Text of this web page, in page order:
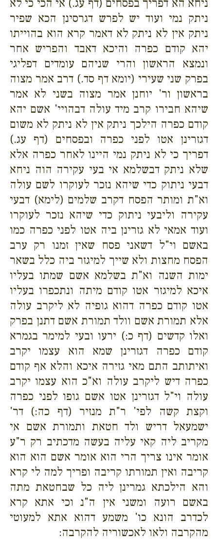
ניחא הא דפריך בפסחים (דף עג.) אי הכי כי לא
ניתק נמי ועוד יש לפרש דגרסינן הכא שפיר
ניתק אין לא ניתק לא דאמר קרא הוא בהוייתו
יהא קודם כפרה והיכא דאבד והפריש אחר
ונמצא הראשון והרי שניהם עומדים דפליגי
בפרק שני שעירי (יומא דף סד.) דרב אמר מצוה
בראשון ור' יוחנן אמר מצוה בשני לא אמר
שיהא חבירו קרב מיד עולה דבהויי' אשם יהא
קודם כפרה הילכך ניתק אין לא ניתק לא משום
דגזרינן אטו לפני כפרה ובפסחים (דף עג.)
דפריך כי לא ניתק נמי היינו לאחר כפרה אלא
שלא ניתק דבשלמא אי בעי עקירה הוה ניחא
דבעי ניתוק כדי שיהא נזכר לעוקרו לשם עולה
וא"ת ומותר הפסח דקרב שלמים (לימא) דבעי
עקירה וליבעי ניתוק כדי שיהא נזכר לעוקרו
ועוד אמאי לא גזרינן ביה אטו לפני כפרה כמו
באשם וי"ל דשאני פסח שאין זמנו רק ערב
הפסח מחצות ולא שייך למיגזר ביה כלל בשאר
ימות השנה וא"ת בשלמא אשם שמתו בעליו
איכא למיגזר אטו קודם מיתה ונתכפרו בעליו
אטו קודם כפרה דהוא גופיה לא ליקרב עולה
אלא תמורת אשם וולד תמורת אשם דתנן בפרק
ואלו קדשים (דף כ:) ירעו ובעי למימר בגמרא
קודם כפרה דגזרינן שמא הוא עצמו יקרב
ואיתותב התם מאי גזירה איכא והלא אף קודם
כפרה דיש ליקרב עולה וא"כ הוא עצמו יקרב
עולה וי"ל דגזרינן אטו אשם גופו לפני כפרה
וקצת קשה לפי' ר"ת מנזיר (דף כה:) דר'
ישמעאל דריש ולד חטאת ותמורת אשם אי
מקריב ליה קאי עליה בעשה מדכתיב רק ר"ע
אומר אינו צריך הרי הוא אומר אשם הוא הוא
קריבה ואין תמורתו קריבה ופריך למה לי קרא
והא הילכתא גמרינן ליה כל שבחטאת מתה
באשם רועה ומשני אין ה"נ וכי אתא קרא
לכדרב הונא כו' משמע דהוא אתא למעוטי
מהקרבה ולאו לאכשוריה להקרבה: